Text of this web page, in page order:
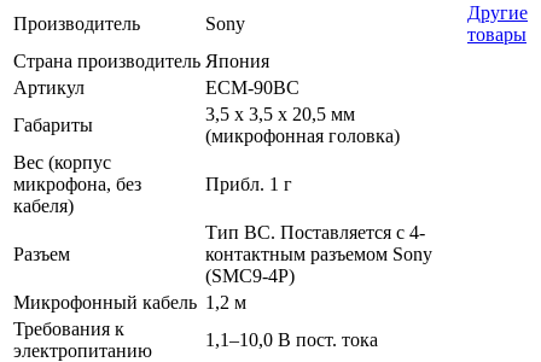
Производитель
Sony
Другие
товары
Страна производитель Япония
Артикул
ECM-90BC
Габариты
3,5 x 3,5 x 20,5 мм
(микрофонная головка)
Вес (корпус
микрофона, без
кабеля)
Прибл. 1 г
Разъем
Тип BC. Поставляется с 4-
контактным разъемом Sony
(SMC9-4P)
Микрофонный кабель 1,2 м
Требования к
электропитанию
1,1–10,0 В пост. тока